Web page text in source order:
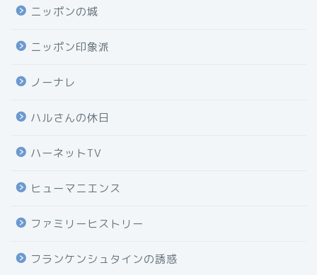
ニッポンの城
ニッポン印象派
ノーナレ
ハルさんの休日
ハーネットTV
ヒューマニエンス
ファミリーヒストリー
フランケンシュタインの誘惑